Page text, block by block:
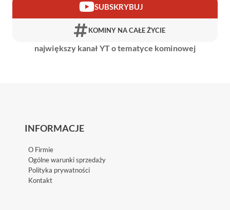
SUBSKRYBUJ
KOMINY NA CAŁE ŻYCIE
największy kanał YT o tematyce kominowej
INFORMACJE
O Firmie
Ogólne warunki sprzedaży
Polityka prywatności
Kontakt